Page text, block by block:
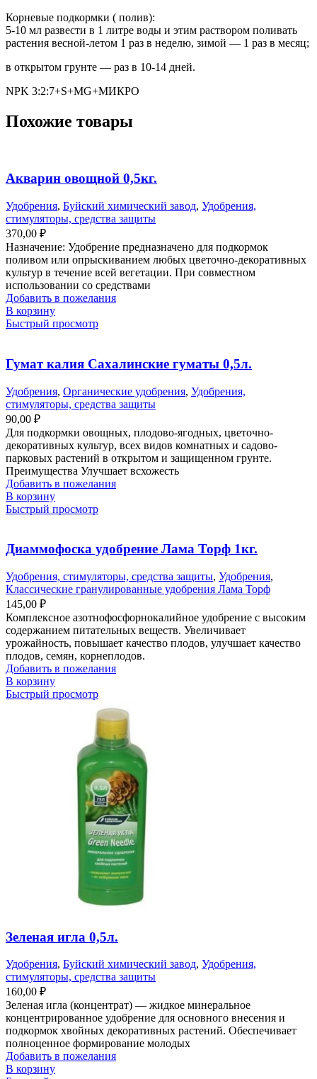
Корневые подкормки ( полив):
5-10 мл развести в 1 литре воды и этим раствором поливать
растения весной-летом 1 раз в неделю, зимой — 1 раз в месяц;
в открытом грунте — раз в 10-14 дней.
NPK 3:2:7+S+MG+МИКРО
Похожие товары
Акварин овощной 0,5кг.
Удобрения, Буйский химический завод, Удобрения,
стимуляторы, средства защиты
370,00 ₽
Назначение: Удобрение предназначено для подкормок
поливом или опрыскиванием любых цветочно-декоративных
культур в течение всей вегетации. При совместном
использовании со средствами
Добавить в пожелания
В корзину
Быстрый просмотр
Гумат калия Сахалинские гуматы 0,5л.
Удобрения, Органические удобрения, Удобрения,
стимуляторы, средства защиты
90,00 ₽
Для подкормки овощных, плодово-ягодных, цветочно-
декоративных культур, всех видов комнатных и садово-
парковых растений в открытом и защищенном грунте.
Преимущества Улучшает всхожесть
Добавить в пожелания
В корзину
Быстрый просмотр
Диаммофоска удобрение Лама Торф 1кг.
Удобрения, стимуляторы, средства защиты, Удобрения,
Классические гранулированные удобрения Лама Торф
145,00 ₽
Комплексное азотнофосфорнокалийное удобрение с высоким
содержанием питательных веществ. Увеличивает
урожайность, повышает качество плодов, улучшает качество
плодов, семян, корнеплодов.
Добавить в пожелания
В корзину
Быстрый просмотр
Зеленая игла 0,5л.
Удобрения, Буйский химический завод, Удобрения,
стимуляторы, средства защиты
160,00 ₽
Зеленая игла (концентрат) — жидкое минеральное
концентрированное удобрение для основного внесения и
подкормок хвойных декоративных растений. Обеспечивает
полноценное формирование молодых
Добавить в пожелания
В корзину